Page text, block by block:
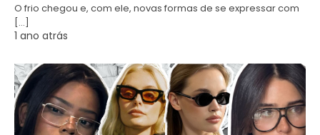
O frio chegou e, com ele, novas formas de se expressar com
[…]
1 ano atrás